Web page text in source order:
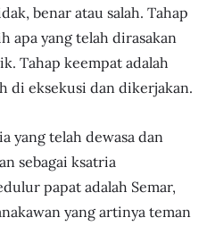
benar atau salah. Tahap
apa yang telah dirasakan
Tahap keempat adalah
di eksekusi dan dikerjakan.
yang telah dewasa dan
sebagai ksatria
papat adalah Semar,
yang artinya teman